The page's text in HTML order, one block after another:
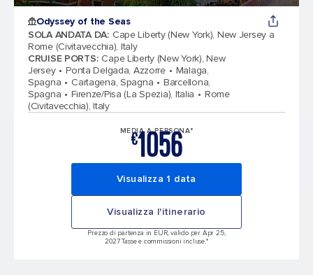
Odyssey of the Seas
SOLA ANDATA DA: Cape Liberty (New York), New Jersey a
Rome (Civitavecchia), Italy
CRUISE PORTS: Cape Liberty (New York), New
Jersey
Ponta Delgada, Azzorre
Malaga,
Spagna
Cartagena, Spagna
Barcellona,
Spagna
Firenze/Pisa (La Spezia), Italia
Rome
(Civitavecchia), Italy
MEDIA A PERSONA*
€1056
Visualizza 1 data
Visualizza l'itinerario
Prezzo di partenza in EUR, valido per Apr 25,
2027 Tasse e commissioni incluse.*